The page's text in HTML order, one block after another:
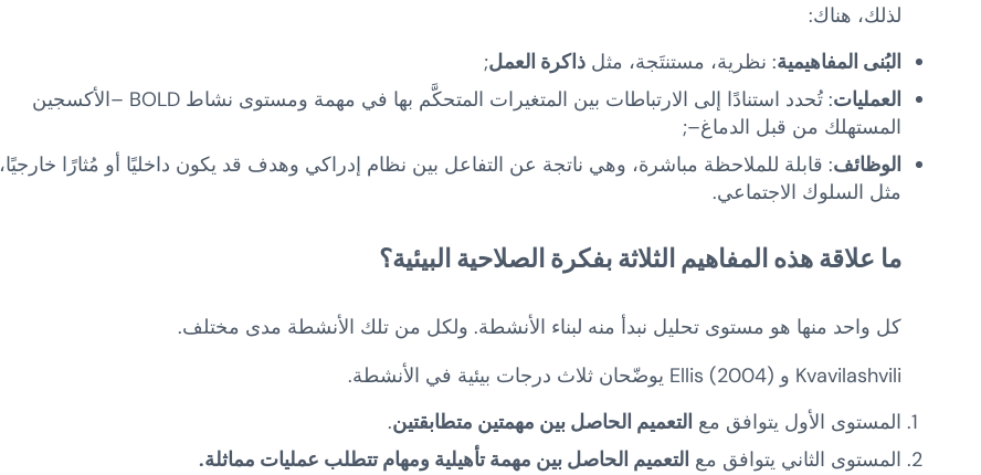
لذلك، هناك:
البُنى المفاهيمية: نظرية، مستنتَجة، مثل ذاكرة العمل;
العمليات
: تُحدد استنادًا إلى الارتباطات بين المتغيرات المتحكَّم بها في مهمة ومستوى نشاط BOLD –الأكسجين
المستهلك من قبل الدماغ–;
الوظائف: قابلة للملاحظة مباشرة، وهي ناتجة عن التفاعل بين نظام إدراكي وهدف قد يكون داخليًا أو مُثارًا خارجيًا،
مثل السلوك الاجتماعي.
ما علاقة هذه المفاهيم الثلاثة بفكرة الصلاحية البيئية؟
كل واحد منها هو مستوى تحليل نبدأ منه لبناء الأنشطة. ولكل من تلك الأنشطة مدى مختلف.
Kvavilashvili و Ellis (2004) يوضّحان ثلاث درجات بيئية في الأنشطة.
المستوى الأول يتوافق مع التعميم الحاصل بين مهمتين متطابقتين.
المستوى الثاني يتوافق مع التعميم الحاصل بين مهمة تأهيلية ومهام تتطلب عمليات مماثلة.